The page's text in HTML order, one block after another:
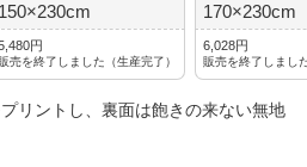
150×230cm
円
販売を終了しました（生産完了）
170×230cm
6,028円
販売を終了しまし
リントし、裏面は飽きの来ない無地